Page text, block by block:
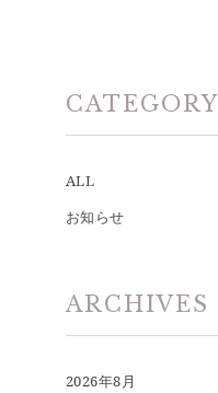
CATEGORY
ALL
お知らせ
ARCHIVES
2026年8月